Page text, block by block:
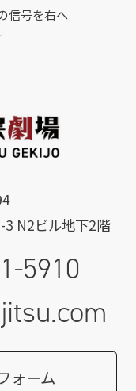
N2ビル地下2階
5910
ォーム
信号を右へ